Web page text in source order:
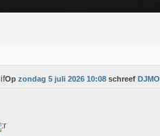
Op zondag 5 juli 2026 10:08 schreef DJMO